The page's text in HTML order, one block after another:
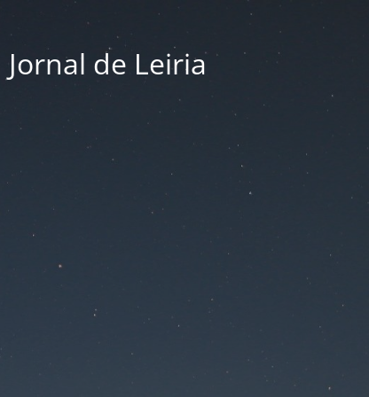
Jornal de Leiria